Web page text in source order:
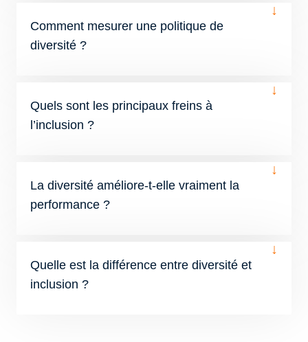
Comment mesurer une politique de
diversité ?
↓
Quels sont les principaux freins à
l’inclusion ?
↓
La diversité améliore-t-elle vraiment la
performance ?
↓
Quelle est la différence entre diversité et
inclusion ?
↓